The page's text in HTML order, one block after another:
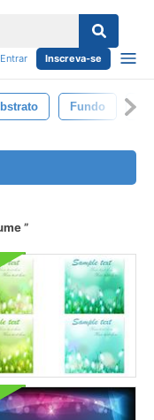
Entrar Inscreva-se
Fundo